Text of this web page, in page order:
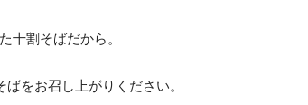
十割そばだから。
をお召し上がりください。